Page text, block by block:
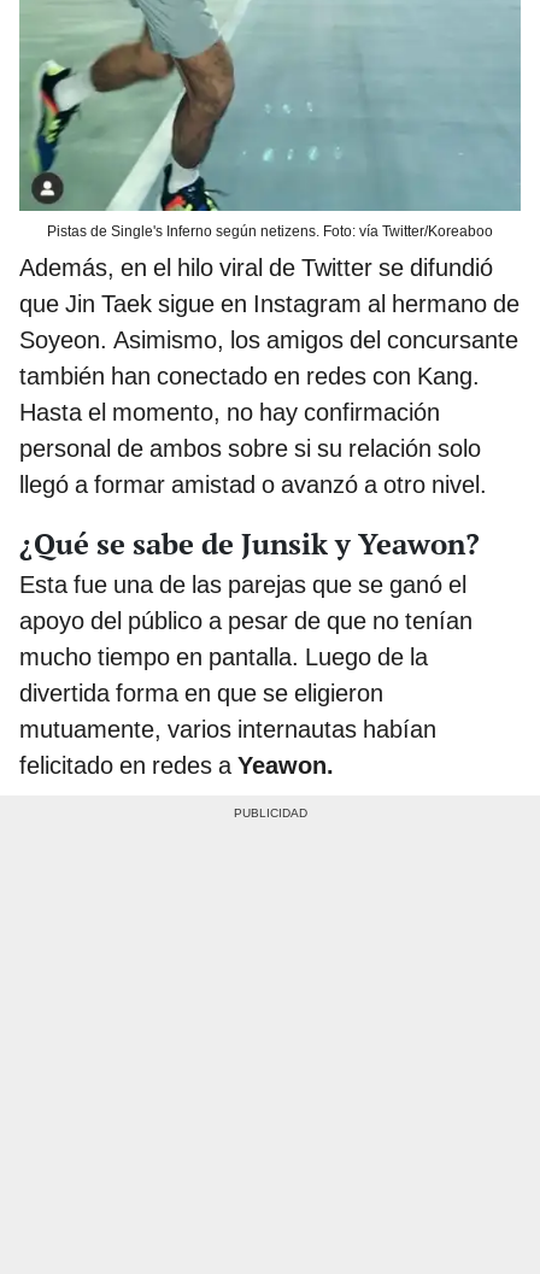
Pistas de Single's Inferno según netizens. Foto: vía Twitter/Koreaboo
Además, en el hilo viral de Twitter se difundió
que Jin Taek sigue en Instagram al hermano de
Soyeon. Asimismo, los amigos del concursante
también han conectado en redes con Kang.
Hasta el momento, no hay confirmación
personal de ambos sobre si su relación solo
llegó a formar amistad o avanzó a otro nivel.
¿Qué se sabe de Junsik y Yeawon?
Esta fue una de las parejas que se ganó el
apoyo del público a pesar de que no tenían
mucho tiempo en pantalla. Luego de la
divertida forma en que se eligieron
mutuamente, varios internautas habían
felicitado en redes aYeawon.